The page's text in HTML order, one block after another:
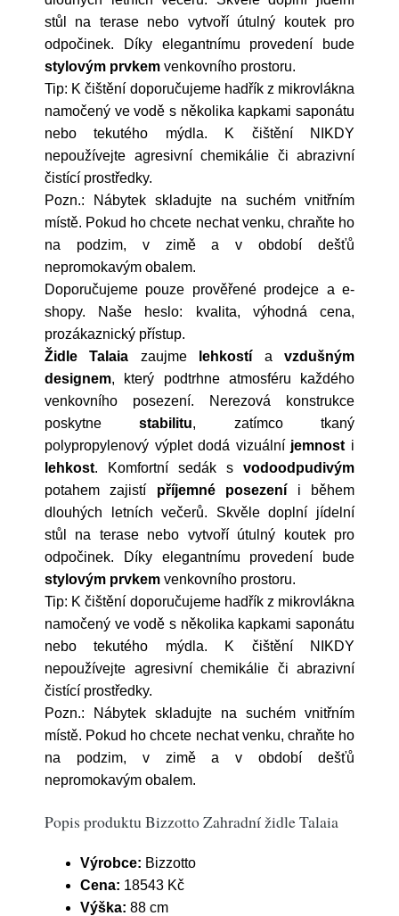
stůl na terase nebo vytvoří útulný koutek pro
odpočinek. Díky elegantnímu provedení bude
stylovým prvkem venkovního prostoru.
Tip: K čištění doporučujeme hadřík z mikrovlákna
namočený ve vodě s několika kapkami saponátu
nebo tekutého mýdla. K čištění NIKDY
nepoužívejte agresivní chemikálie či abrazivní
čistící prostředky.
Pozn.: Nábytek skladujte na suchém vnitřním
místě. Pokud ho chcete nechat venku, chraňte ho
na podzim, v zimě a v období dešťů
nepromokavým obalem.
Doporučujeme pouze prověřené prodejce a e-
shopy. Naše heslo: kvalita, výhodná cena,
prozákaznický přístup.
Židle Talaia zaujme lehkostí avzdušným
designem, který podtrhne atmosféru každého
venkovního posezení. Nerezová konstrukce
poskytnestabilitu, zatímco tkaný
polypropylenový výplet dodá vizuální jemnost i
lehkost. Komfortní sedák s vodoodpudivým
potahem zajistí příjemné posezení i během
dlouhých letních večerů. Skvěle doplní jídelní
stůl na terase nebo vytvoří útulný koutek pro
odpočinek. Díky elegantnímu provedení bude
stylovým prvkem venkovního prostoru.
Tip: K čištění doporučujeme hadřík z mikrovlákna
namočený ve vodě s několika kapkami saponátu
nebo tekutého mýdla. K čištění NIKDY
nepoužívejte agresivní chemikálie či abrazivní
čistící prostředky.
Pozn.: Nábytek skladujte na suchém vnitřním
místě. Pokud ho chcete nechat venku, chraňte ho
na podzim, v zimě a v období dešťů
nepromokavým obalem.
Popis produktu Bizzotto Zahradní židle Talaia
Výrobce: Bizzotto
Cena: 18543 Kč
Výška: 88 cm